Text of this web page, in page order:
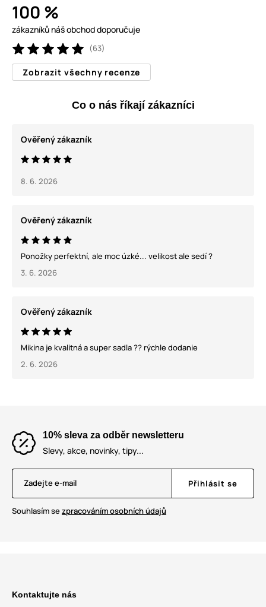
100 %
zákazníků náš obchod doporučuje
(63)
Zobrazit všechny recenze
Co o nás říkají zákazníci
Ověřený zákazník
8. 6. 2026
Ověřený zákazník
Ponožky perfektní, ale moc úzké... velikost ale sedí ?
3. 6. 2026
Ověřený zákazník
Mikina je kvalitná a super sadla ?? rýchle dodanie
2. 6. 2026
10% sleva za odběr newsletteru
Slevy, akce, novinky, tipy...
Zadejte e-mail Přihlásit se
Souhlasím sezpracováním osobních údajů
Kontaktujte nás